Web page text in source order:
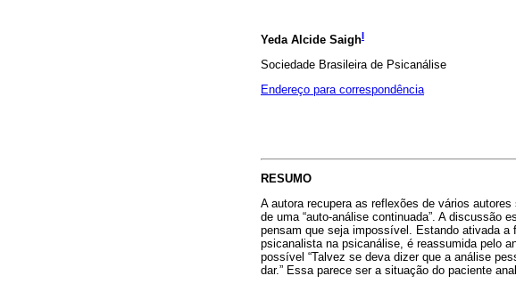
Yeda Alcide SaighI
Sociedade Brasileira de Psicanálise
Endereço para correspondência
RESUMO
A autora recupera as reflexões de vários
de uma “auto-análise continuada”. A discussão
pensam que seja impossível. Estando ativada a
psicanalista na psicanálise, é reassumida pelo
possível “Talvez se deva dizer que a análise
dar.” Essa parece ser a situação do paciente